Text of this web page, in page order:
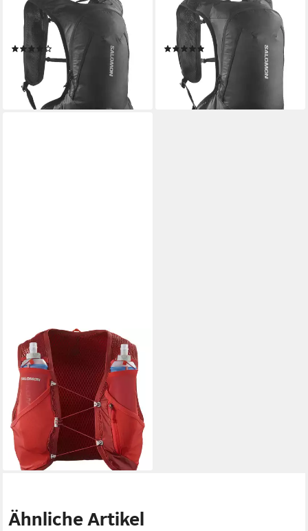
SALOMON
Sportrucksack CROSS 8, 8
Liter Volumen, aus Polyester
(1)
66,99 €
lieferbar - in 1-2 Werktagen bei dir
SALOMON
Sportrucksack CROSS 12, aus
Polyester
(1)
69,99 € UVP 80,00 €
-13%
lieferbar - in 1-2 Werktagen bei dir
SALOMON
Trinkrucksack ACTIVE SKIN
8, für das Laufen, mit
sportlichem Stil, Obermaterial
aus Polyamid
92,99 €
UVP 115,00 €
-19%
lieferbar - in 1-2 Werktagen bei dir
Ähnliche Artikel